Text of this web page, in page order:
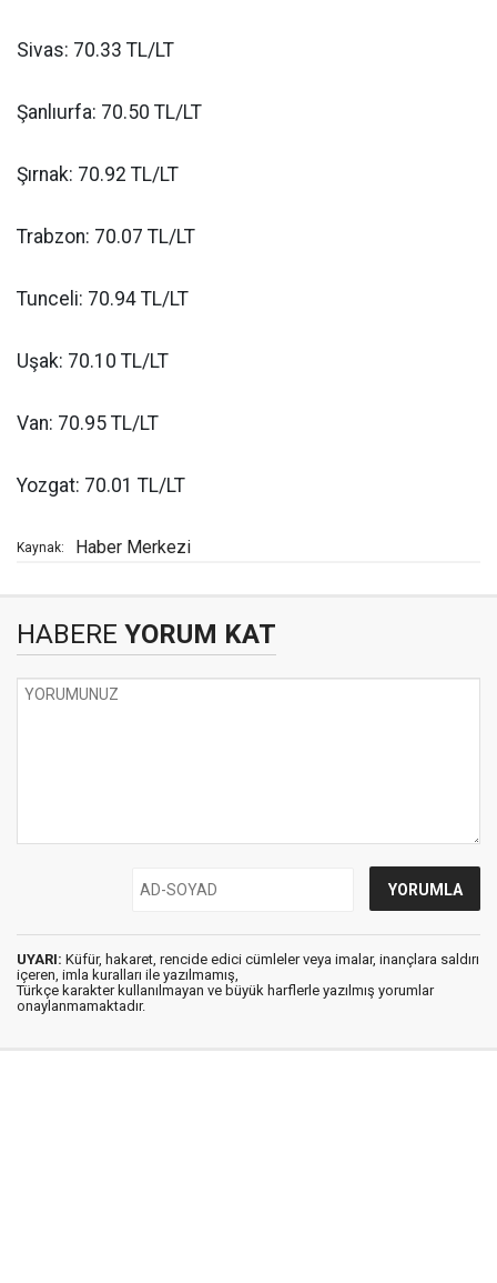
Sivas: 70.33 TL/LT
Şanlıurfa: 70.50 TL/LT
Şırnak: 70.92 TL/LT
Trabzon: 70.07 TL/LT
Tunceli: 70.94 TL/LT
Uşak: 70.10 TL/LT
Van: 70.95 TL/LT
Yozgat: 70.01 TL/LT
Kaynak: Haber Merkezi
HABERE YORUM KAT
UYARI: Küfür, hakaret, rencide edici cümleler veya imalar, inançlara saldırı
içeren, imla kuralları ile yazılmamış,
Türkçe karakter kullanılmayan ve büyük harflerle yazılmış yorumlar
onaylanmamaktadır.